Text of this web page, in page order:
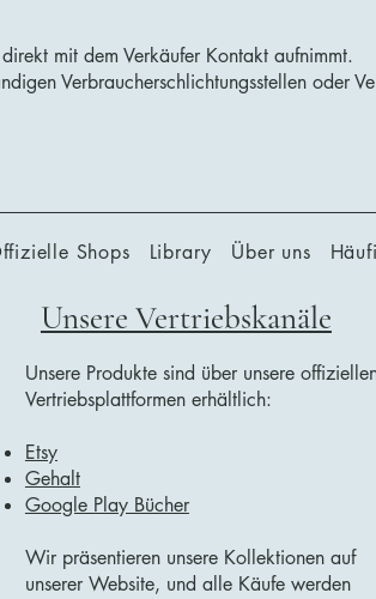
mit dem Verkäufer Kontakt aufnimmt.
Verbraucherschlichtungsstellen oder
Unsere Vertriebskanäle
Unsere Produkte sind über unsere
Vertriebsplattformen erhältlich:
Etsy
Gehalt
Google Play Bücher
Wir präsentieren unsere Kollektionen auf
unserer Website, und alle Käufe werden
Shops Library Über uns